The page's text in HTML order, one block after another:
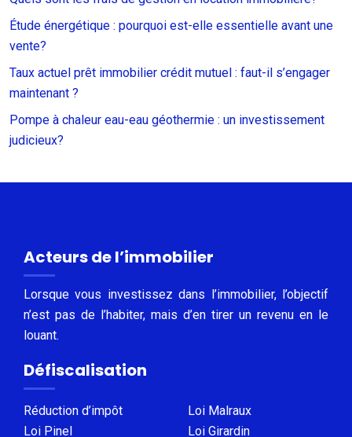
Étude énergétique : pourquoi est-elle essentielle avant une
vente?
Taux actuel prêt immobilier crédit mutuel : faut-il s’engager
maintenant ?
Pompe à chaleur eau-eau géothermie : un investissement
judicieux?
Acteurs de l’immobilier
Lorsque vous investissez dans l’immobilier, l’objectif
n’est pas de l’habiter, mais d’en tirer un revenu en le
louant.
Défiscalisation
Réduction d’impôt
Loi Pinel
Loi Malraux
Loi Girardin